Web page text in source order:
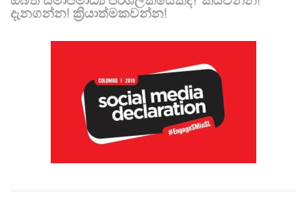
දැනගන්න! ක්‍රියාත්මකවන්න!